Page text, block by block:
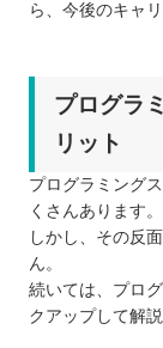
ら、今後のキャ
プログラ
リット
プログラミング
くさんあります。
しかし、その反
ん。
続いては、プロ
クアップして解